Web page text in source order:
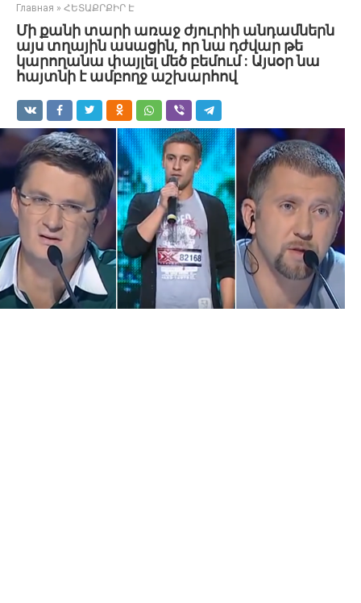
Главная » ՀԵՏԱՔՐՔԻՐ Է
Մի քանի տարի առաջ ժյուրիի անդամներն
այս տղային ասացին, որ նա դժվար թե
կարողանա փայլել մեծ բեմում : Այսօր նա
հայտնի է ամբողջ աշխարհով